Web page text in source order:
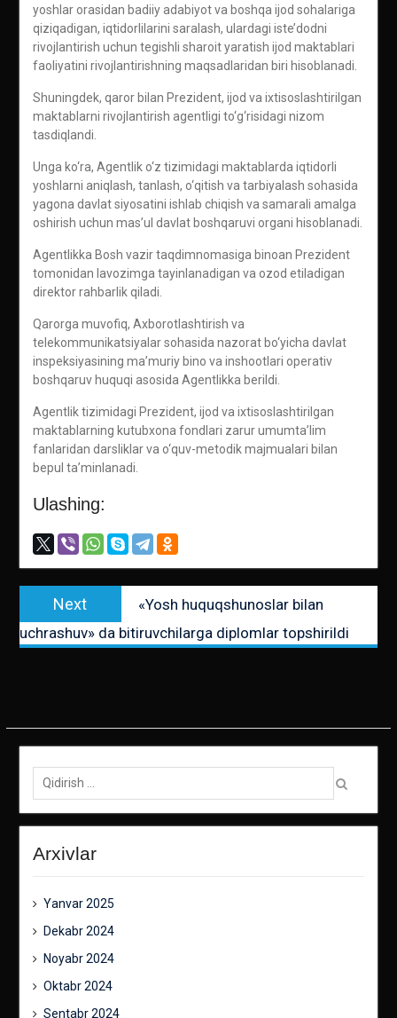
yoshlar orasidan badiiy adabiyot va boshqa ijod sohalariga
qiziqadigan, iqtidorlilarini saralash, ulardagi iste’dodni
rivojlantirish uchun tegishli sharoit yaratish ijod maktablari
faoliyatini rivojlantirishning maqsadlaridan biri hisoblanadi.
Shuningdek, qaror bilan Prezident, ijod va ixtisoslashtirilgan
maktablarni rivojlantirish agentligi to‘g‘risidagi nizom
tasdiqlandi.
Unga ko‘ra, Agentlik o‘z tizimidagi maktablarda iqtidorli
yoshlarni aniqlash, tanlash, o‘qitish va tarbiyalash sohasida
yagona davlat siyosatini ishlab chiqish va samarali amalga
oshirish uchun mas’ul davlat boshqaruvi organi hisoblanadi.
Agentlikka Bosh vazir taqdimnomasiga binoan Prezident
tomonidan lavozimga tayinlanadigan va ozod etiladigan
direktor rahbarlik qiladi.
Qarorga muvofiq, Axborotlashtirish va
telekommunikatsiyalar sohasida nazorat bo‘yicha davlat
inspeksiyasining ma’muriy bino va inshootlari operativ
boshqaruv huquqi asosida Agentlikka berildi.
Agentlik tizimidagi Prezident, ijod va ixtisoslashtirilgan
maktablarning kutubxona fondlari zarur umumta’lim
fanlaridan darsliklar va o‘quv-metodik majmualari bilan
bepul ta’minlanadi.
Ulashing:
Post
menyusi
Next
post:
«Yosh huquqshunoslar bilan
uchrashuv» da bitiruvchilarga diplomlar topshirildi
Qidirish:
Arxivlar
Yanvar 2025
Dekabr 2024
Noyabr 2024
Oktabr 2024
Sentabr 2024